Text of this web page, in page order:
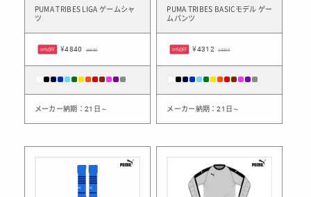
PUMA TRIBES LIGA ゲームシャ
ツ
20%OFF ¥4840 ¥6050
メーカー納期：21日～
PUMA TRIBES BASICモデル ゲー
ムパンツ
20%OFF ¥4312 ¥5390
メーカー納期：21日～